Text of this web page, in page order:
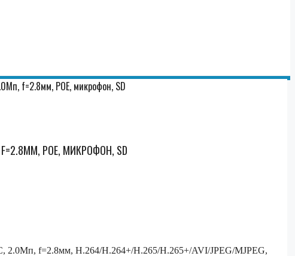
f=2.8мм, POE, микрофон, SD
POE, МИКРОФОН, SD
2.0Мп, f=2.8мм, H.264/H.264+/H.265/H.265+/AVI/JPEG/MJPEG,